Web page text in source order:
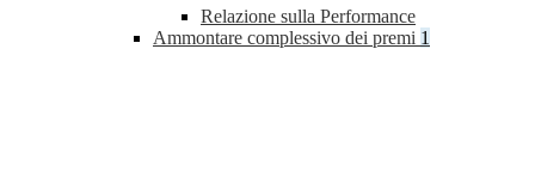
Relazione sulla Performance
Ammontare complessivo dei premi 1